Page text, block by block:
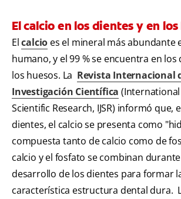
El calcio en los dientes y en los
Elcalcio es el mineral más abundante
humano, y el 99 % se encuentra en los
los huesos. La Revista Internacional
Investigación Científica
Scientific Research, IJSR) informó que,
dientes, el calcio se presenta como
compuesta tanto de calcio como de
calcio y el fosfato se combinan
desarrollo de los dientes para formar
característica estructura dental dura.